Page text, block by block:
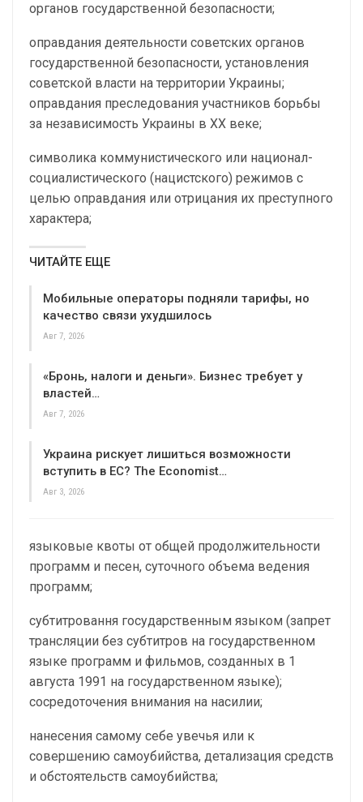
органов государственной безопасности;
оправдания деятельности советских органов
государственной безопасности, установления
советской власти на территории Украины;
оправдания преследования участников борьбы
за независимость Украины в XX веке;
символика коммунистического или национал-
социалистического (нацистского) режимов с
целью оправдания или отрицания их преступного
характера;
ЧИТАЙТЕ ЕЩЕ
Мобильные операторы подняли тарифы, но
качество связи ухудшилось
Авг 7, 2026
«Бронь, налоги и деньги». Бизнес требует у
властей…
Авг 7, 2026
Украина рискует лишиться возможности
вступить в ЕС? The Economist…
Авг 3, 2026
языковые квоты от общей продолжительности
программ и песен, суточного объема ведения
программ;
субтитровання государственным языком (запрет
трансляции без субтитров на государственном
языке программ и фильмов, созданных в 1
августа 1991 на государственном языке);
сосредоточения внимания на насилии;
нанесения самому себе увечья или к
совершению самоубийства, детализация средств
и обстоятельств самоубийства;